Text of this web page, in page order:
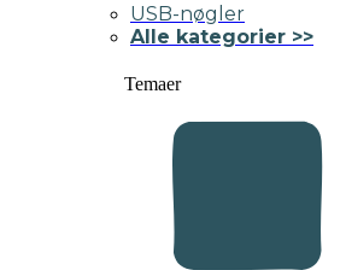
USB-nøgler
Alle kategorier >>
Temaer